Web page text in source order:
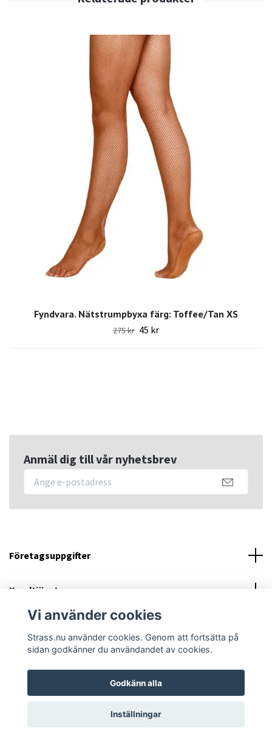
Fyndvara. Nätstrumpbyxa färg: Toffee/Tan XS
275 kr 45 kr
Anmäl dig till vår nyhetsbrev
Företagsuppgifter
Kundtjänst
Sociala medier
© 2026 Strass.nuPowered by Quickbutik
Vi använder cookies
Strass.nu använder cookies. Genom att fortsätta på
sidan godkänner du användandet av cookies.
Godkänn alla
Inställningar